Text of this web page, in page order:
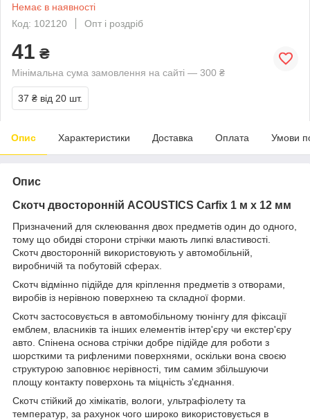
Немає в наявності
Код: 102120
Опт і роздріб
41 ₴
Мінімальна сума замовлення на сайті — 300 ₴
37 ₴ від 20 шт.
Опис Характеристики Доставка Оплата Умови
Опис
Скотч двосторонній ACOUSTICS Carfix 1 м х 12 мм
Призначений для склеювання двох предметів один до одного,
тому що обидві сторони стрічки мають липкі властивості.
Скотч двосторонній використовують у автомобільній,
виробничій та побутовій сферах.
Скотч відмінно підійде для кріплення предметів з отворами,
виробів із нерівною поверхнею та складної форми.
Скотч застосовується в автомобільному тюнінгу для фіксації
емблем, власників та інших елементів інтер'єру чи екстер'єру
авто. Спінена основа стрічки добре підійде для роботи з
шорсткими та рифленими поверхнями, оскільки вона своєю
структурою заповнює нерівності, тим самим збільшуючи
площу контакту поверхонь та міцність з'єднання.
Скотч стійкий до хімікатів, вологи, ультрафіолету та
температур, за рахунок чого широко використовується в